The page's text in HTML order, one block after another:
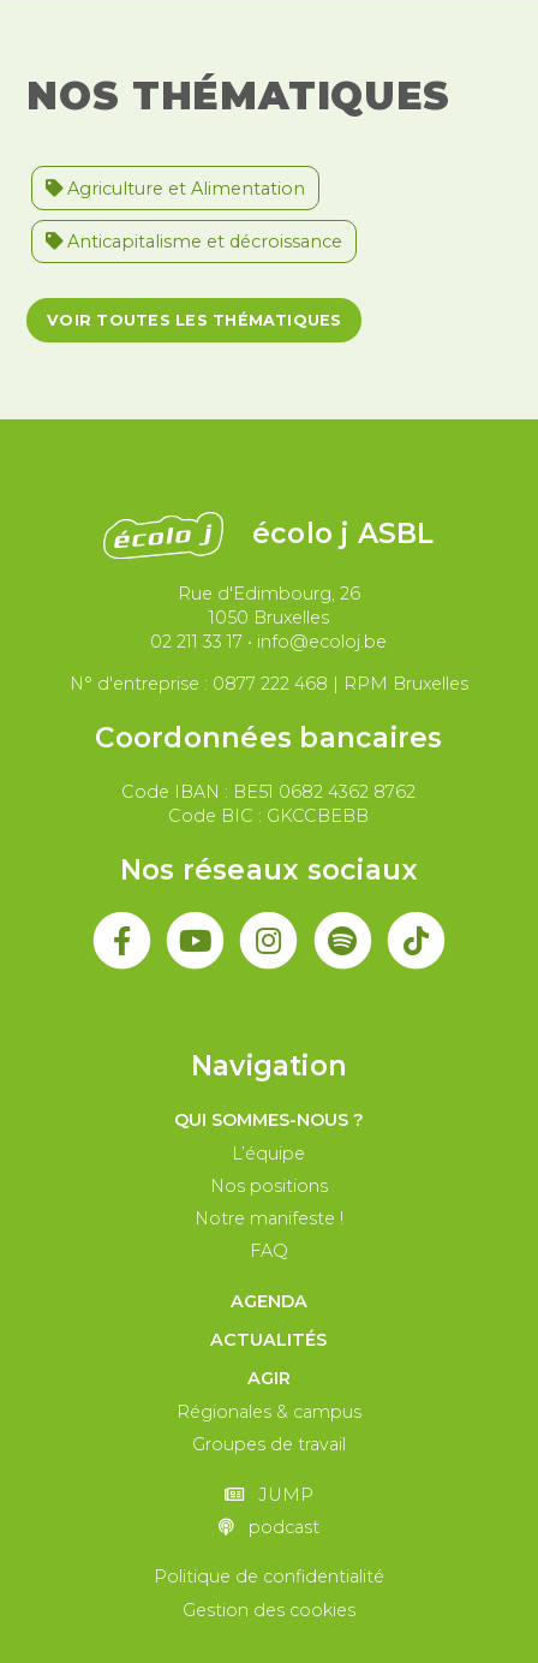
NOS THÉMATIQUES
Agriculture et Alimentation
Anticapitalisme et décroissance
Antiracisme et décolonisation
Antivalidisme Climat et environnement
Justice et violences policières
Migrations et asile
Paix et droit international
VOIR TOUTES LES THÉMATIQUES
écolo j ASBL
Rue d'Edimbourg, 26
1050 Bruxelles
02 211 33 17 • info@ecoloj.be
N° d'entreprise : 0877 222 468 | RPM Bruxelles
Coordonnées bancaires
Code IBAN : BE51 0682 4362 8762
Code BIC : GKCCBEBB
Nos réseaux sociaux
Navigation
QUI SOMMES-NOUS ?
L’équipe
Nos positions
Notre manifeste !
FAQ
AGENDA
ACTUALITÉS
AGIR
Régionales & campus
Groupes de travail
JUMP
podcast
Politique de confidentialité
Gestion des cookies